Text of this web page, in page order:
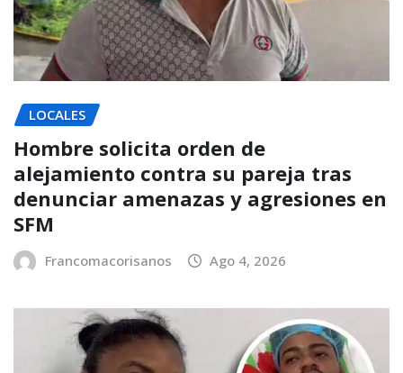
LOCALES
Hombre solicita orden de
alejamiento contra su pareja tras
denunciar amenazas y agresiones en
SFM
Francomacorisanos Ago 4, 2026